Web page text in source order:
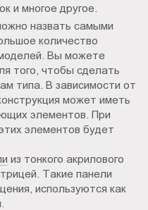
и многое другое.
назвать самыми
количество
Вы можете
того, чтобы сделать
типа. В зависимости от
может иметь
элементов. При
элементов будет
из тонкого акрилового
Такие панели
используются как